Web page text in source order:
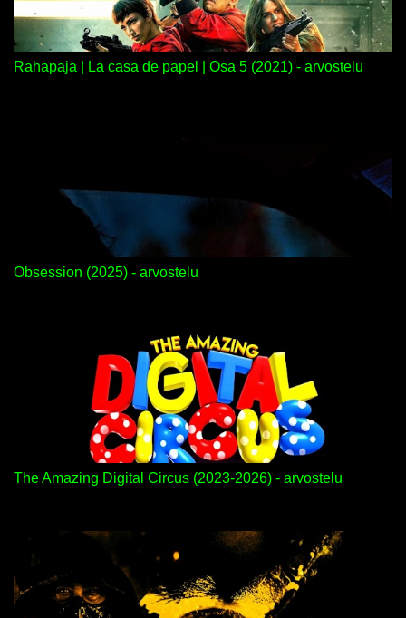
Rahapaja | La casa de papel | Osa 5 (2021) - arvostelu
Obsession (2025) - arvostelu
The Amazing Digital Circus (2023-2026) - arvostelu